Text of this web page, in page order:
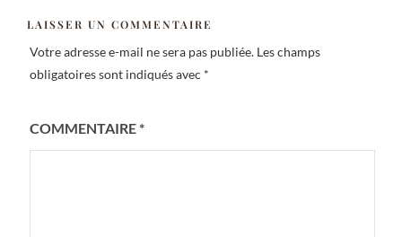
LAISSER UN COMMENTAIRE
Votre adresse e-mail ne sera pas publiée. Les champs
obligatoires sont indiqués avec *
COMMENTAIRE*